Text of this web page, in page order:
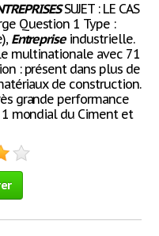
SUJET : LE CAS
Question 1 Type :
Entrepriseindustrielle.
multinationale avec 71
: présent dans plus de
de construction.
grande performance
1 mondial du Ciment et